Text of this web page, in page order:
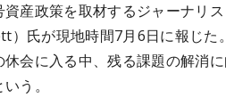
産政策を取材するジャーナリ
）氏が現地時間7月6日に報じた
会に入る中、残る課題の解消
う。